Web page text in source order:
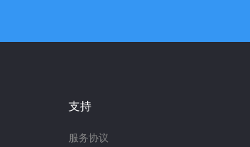
支持
服务协议